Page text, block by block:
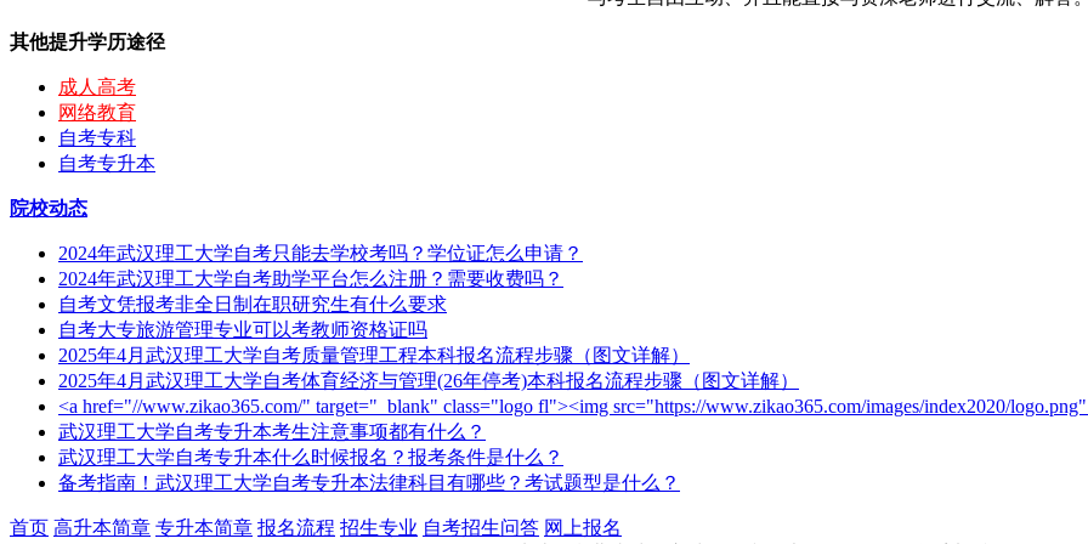
其他提升学历途径
成人高考
网络教育
自考专科
自考专升本
院校动态
2024年武汉理工大学自考只能去学校考吗？学位证怎么申请？
2024年武汉理工大学自考助学平台怎么注册？需要收费吗？
自考文凭报考非全日制在职研究生有什么要求
自考大专旅游管理专业可以考教师资格证吗
2025年4月武汉理工大学自考质量管理工程本科报名流程步骤（图文详解）
2025年4月武汉理工大学自考体育经济与管理(26年停考)本科报名流程步骤（图文详解）
<a href="//www.zikao365.com/" target="_blank" class="logo fl"><img src="https://www.zikao365.com/images/index2020/
武汉理工大学自考专升本考生注意事项都有什么？
武汉理工大学自考专升本什么时候报名？报考条件是什么？
备考指南！武汉理工大学自考专升本法律科目有哪些？考试题型是什么？
首页 高升本简章 专升本简章 报名流程 招生专业 自考招生问答 网上报名